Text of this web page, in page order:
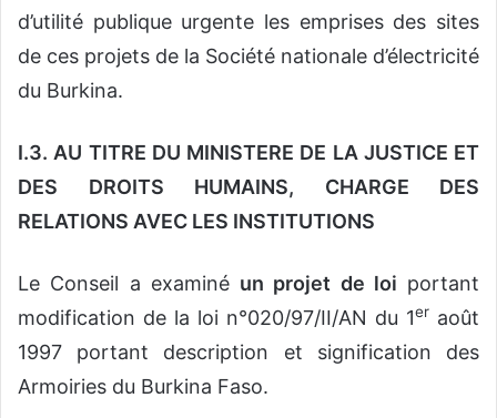
d’utilité publique urgente les emprises des sites
de ces projets de la Société nationale d’électricité
du Burkina.
I.3. AU TITRE DU MINISTERE DE LA JUSTICE ET
DES DROITS HUMAINS, CHARGE DES
RELATIONS AVEC LES INSTITUTIONS
Le Conseil a examiné un projet de loi portant
modification de la loi n°020/97/II/AN du 1er août
1997 portant description et signification des
Armoiries du Burkina Faso.